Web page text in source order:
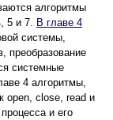
алгоритмы
5 и 7. В главе 4
системы,
преобразование
системные
4 алгоритмы,
open, close, read и
и его